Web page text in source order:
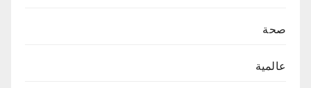
صحة
عالمية